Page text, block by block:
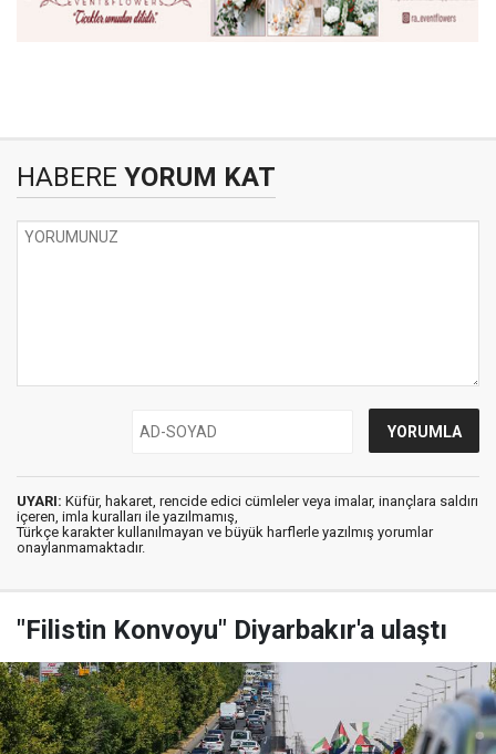
HABERE YORUM KAT
UYARI: Küfür, hakaret, rencide edici cümleler veya imalar, inançlara saldırı
içeren, imla kuralları ile yazılmamış,
Türkçe karakter kullanılmayan ve büyük harflerle yazılmış yorumlar
onaylanmamaktadır.
"Filistin Konvoyu" Diyarbakır'a ulaştı